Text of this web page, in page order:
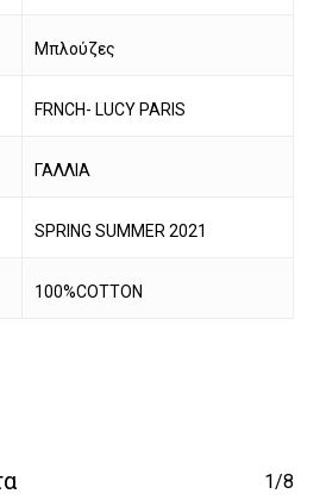
προϊόν στο
Μπλούζες
FRNCH- LUCY PARIS
ΓΑΛΛΙΑ
SPRING SUMMER 2021
100%COTTON
1/8